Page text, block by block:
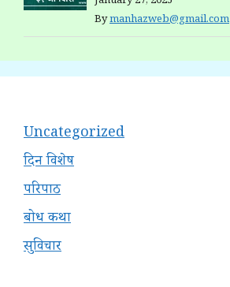
Bymanhazweb@gmail.com
Uncategorized
दिन विशेष
परिपाठ
बोध कथा
सुविचार